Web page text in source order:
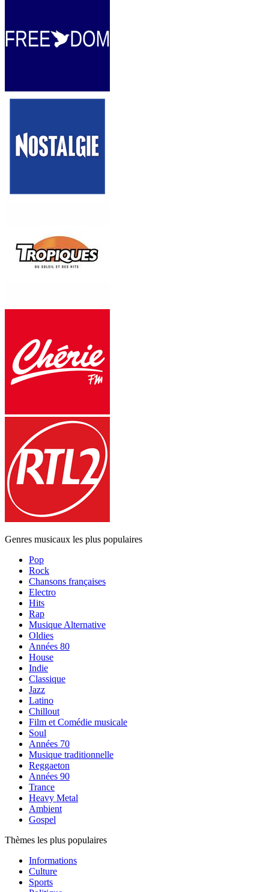
Genres musicaux les plus populaires
Pop
Rock
Chansons françaises
Electro
Hits
Rap
Musique Alternative
Oldies
Années 80
House
Indie
Classique
Jazz
Latino
Chillout
Film et Comédie musicale
Soul
Années 70
Musique traditionnelle
Reggaeton
Années 90
Trance
Heavy Metal
Ambient
Gospel
Thèmes les plus populaires
Informations
Culture
Sports